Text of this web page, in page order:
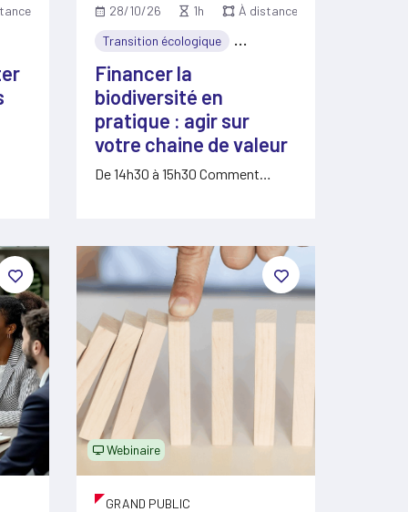
28/10/26 1h
À distance
Transition écologique
Économie
Financer la
biodiversité en
pratique : agir sur
votre chaine de valeur
De 14h30 à 15h30 Comment
Webinaire
GRAND PUBLIC